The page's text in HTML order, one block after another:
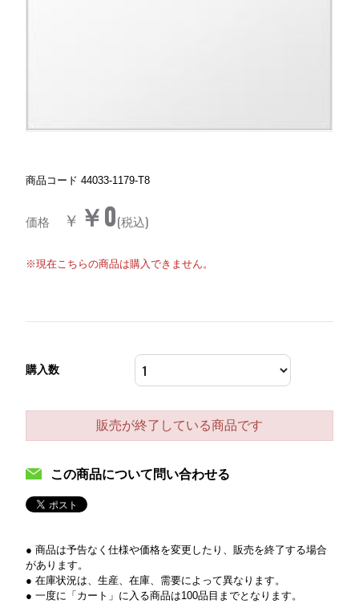
商品コード 44033-1179-T8
価格 ￥ ￥0(税込)
※現在こちらの商品は購入できません。
購入数
販売が終了している商品です
この商品について問い合わせる
● 商品は予告なく仕様や価格を変更したり、販売を終了する場合
があります。
● 在庫状況は、生産、在庫、需要によって異なります。
● 一度に「カート」に入る商品は100品目までとなります。